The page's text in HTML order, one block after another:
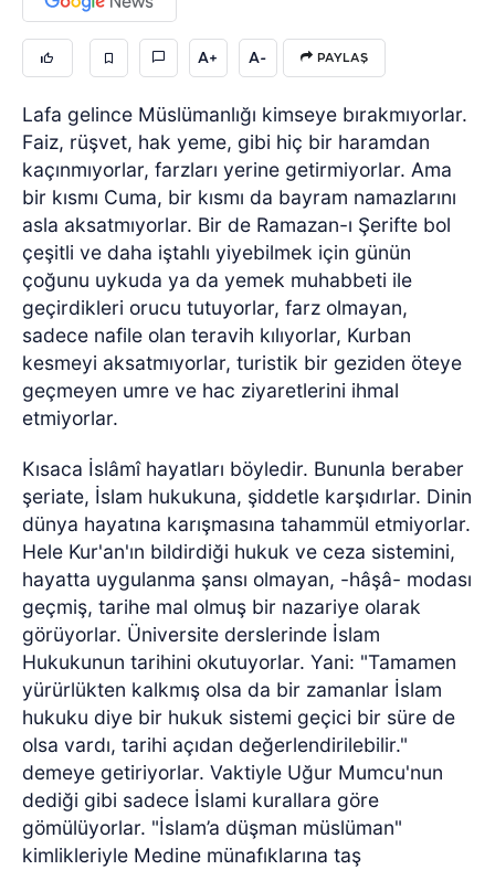
A+ A- PAYLAŞ
Lafa gelince Müslümanlığı kimseye bırakmıyorlar.
Faiz, rüşvet, hak yeme, gibi hiç bir haramdan
kaçınmıyorlar, farzları yerine getirmiyorlar. Ama
bir kısmı Cuma, bir kısmı da bayram namazlarını
asla aksatmıyorlar. Bir de Ramazan-ı Şerifte bol
çeşitli ve daha iştahlı yiyebilmek için günün
çoğunu uykuda ya da yemek muhabbeti ile
geçirdikleri orucu tutuyorlar, farz olmayan,
sadece nafile olan teravih kılıyorlar, Kurban
kesmeyi aksatmıyorlar, turistik bir geziden öteye
geçmeyen umre ve hac ziyaretlerini ihmal
etmiyorlar.
Kısaca İslâmî hayatları böyledir. Bununla beraber
şeriate, İslam hukukuna, şiddetle karşıdırlar. Dinin
dünya hayatına karışmasına tahammül etmiyorlar.
Hele Kur'an'ın bildirdiği hukuk ve ceza sistemini,
hayatta uygulanma şansı olmayan, -hâşâ- modası
geçmiş, tarihe mal olmuş bir nazariye olarak
görüyorlar. Üniversite derslerinde İslam
Hukukunun tarihini okutuyorlar. Yani: "Tamamen
yürürlükten kalkmış olsa da bir zamanlar İslam
hukuku diye bir hukuk sistemi geçici bir süre de
olsa vardı, tarihi açıdan değerlendirilebilir."
demeye getiriyorlar. Vaktiyle Uğur Mumcu'nun
dediği gibi sadece İslami kurallara göre
gömülüyorlar. "İslam’a düşman müslüman"
kimlikleriyle Medine münafıklarına taş